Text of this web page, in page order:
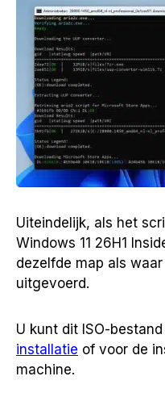
Uiteindelijk, als het
Windows 11 26H1
dezelfde map als
uitgevoerd.
U kunt dit ISO-
installatie of voor de
machine.